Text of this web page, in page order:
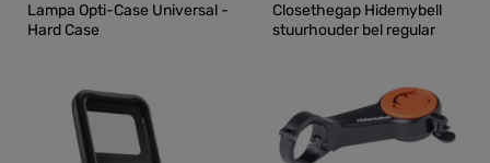
Lampa Opti-Case Universal -
Hard Case
Closethegap Hidemybell
stuurhouder bel regular